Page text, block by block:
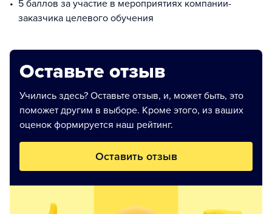
5 баллов за участие в мероприятиях компании-
заказчика целевого обучения
Оставьте отзыв
Учились здесь? Оставьте отзыв, и, может быть, это
поможет другим в выборе. Кроме этого, из ваших
оценок формируется наш рейтинг.
Оставить отзыв